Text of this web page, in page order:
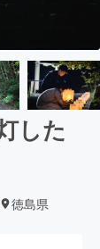
した
徳島県